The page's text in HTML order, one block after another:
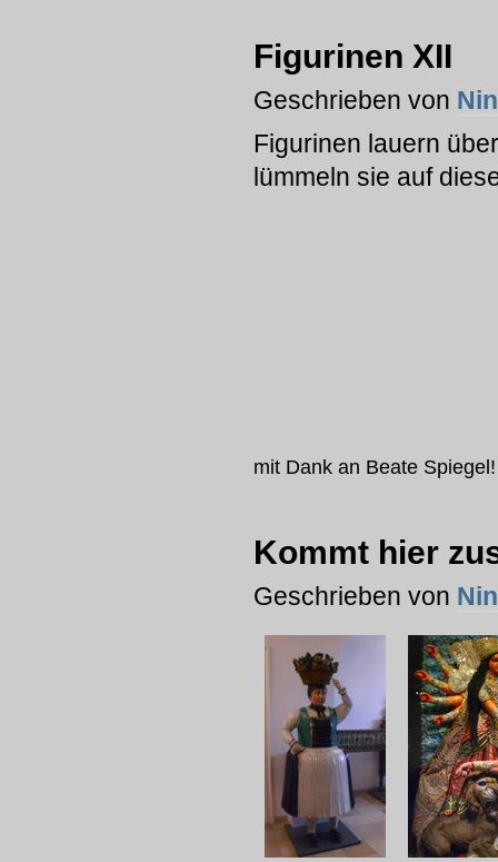
Figurinen XII
Geschrieben von
Figurinen lauern
lümmeln sie auf
mit Dank an Beate Spiegel!
Kommt hier
Geschrieben von